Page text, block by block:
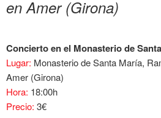
en Amer (Girona)
Concierto en el Monasterio de
Lugar: Monasterio de Santa María,
Amer (Girona)
Hora: 18:00h
Precio: 3€